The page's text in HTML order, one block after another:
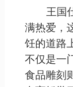
王国
满热爱，
饪的道路
不仅是一
食品雕刻